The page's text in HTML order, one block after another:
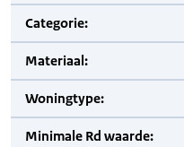
Categorie:
Materiaal:
Woningtype:
Minimale Rd waarde: